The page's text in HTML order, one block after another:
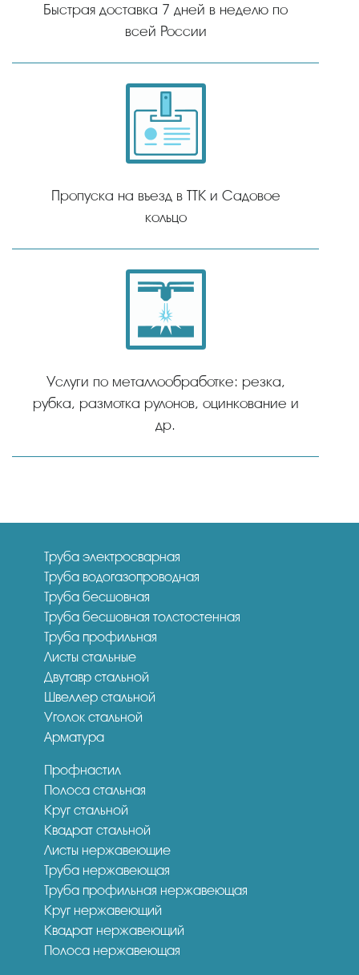
Быстрая доставка 7 дней в неделю по
всей России
Пропуска на въезд в ТТК и Садовое
кольцо
Услуги по металлообработке: резка,
рубка, размотка рулонов, оцинкование и
др.
Труба электросварная
Труба водогазопроводная
Труба бесшовная
Труба бесшовная толстостенная
Труба профильная
Листы стальные
Двутавр стальной
Швеллер стальной
Уголок стальной
Арматура
Профнастил
Полоса стальная
Круг стальной
Квадрат стальной
Листы нержавеющие
Труба нержавеющая
Труба профильная нержавеющая
Круг нержавеющий
Квадрат нержавеющий
Полоса нержавеющая